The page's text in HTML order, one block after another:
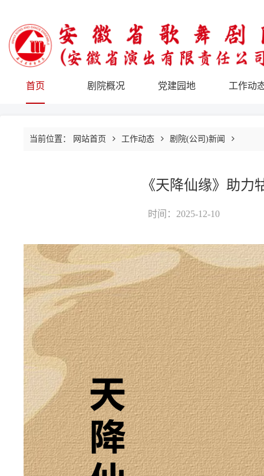
首页 剧院概况 党建园地 工作动
当前位置： 网站首页 工作动态 剧院(公司)新闻
《天降仙缘》助力
时间：2025-12-10